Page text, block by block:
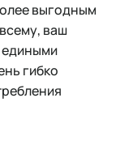
выгодным
ваш
едиными
гибко